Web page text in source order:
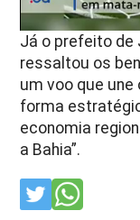
Já o prefeito de
ressaltou os
um voo que une
forma
economia
a Bahia”.